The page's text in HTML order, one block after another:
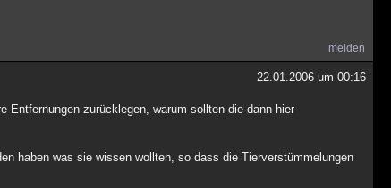
melden
22.01.2006 um 00:16
zurücklegen, warum sollten die dann hier
haben was sie wissen wollten, so dass die Tierverstümmelungen